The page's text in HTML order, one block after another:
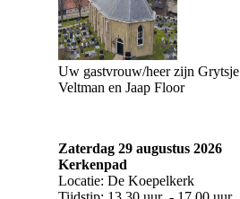
Uw gastvrouw/heer zijn Grytsje
Veltman en Jaap Floor
Zaterdag 29 augustus 2026
Kerkenpad
Locatie: De Koepelkerk